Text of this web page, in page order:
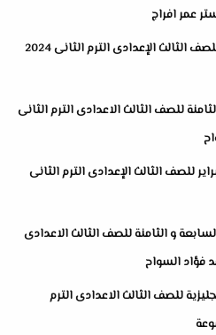
امتحان علوم الوحدة الاولى للصف الثالث الإعدادى الترم الثانى 2024
للصف الثالث الاعدادى الترم الثانى
للصف الثالث الإعدادى الترم الثانى
و الثامنة للصف الثالث الاعدادى
للصف الثالث الاعدادى الترم